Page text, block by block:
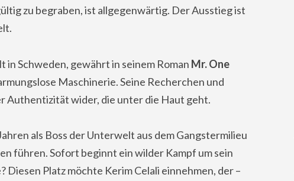
zu begraben, ist allgegenwärtig. Der Ausstieg ist
in Schweden, gewährt in seinem Roman Mr. One
Maschinerie. Seine Recherchen und
Authentizität wider, die unter die Haut geht.
als Boss der Unterwelt aus dem Gangstermilieu
führen. Sofort beginnt ein wilder Kampf um sein
Diesen Platz möchte Kerim Celali einnehmen, der –